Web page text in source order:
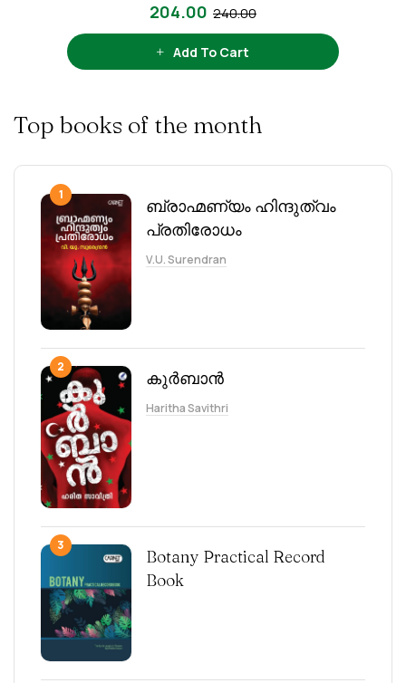
240.00
204.00
Add To Cart
Top books of the month
1
ബ്രാഹ്മണ്യം ഹിന്ദുത്വം
പ്രതിരോധം
V.U. Surendran
2
കുർബാൻ
Haritha Savithri
3
Botany Practical Record
Book